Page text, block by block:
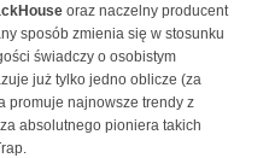
oraz naczelny producent
sposób zmienia się w stosunku
świadczy o osobistym
już tylko jedno oblicze (za
promuje najnowsze trendy z
absolutnego pioniera takich